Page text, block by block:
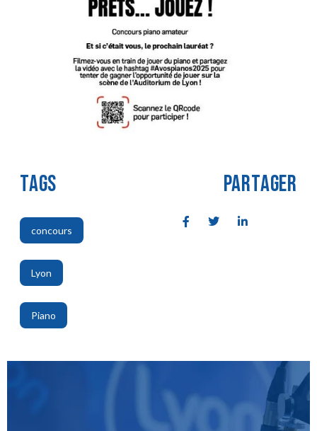
TAGS
concours
,
Lyon
,
Piano
PARTAGER